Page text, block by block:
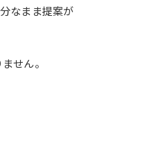
なまま提案が
せん。